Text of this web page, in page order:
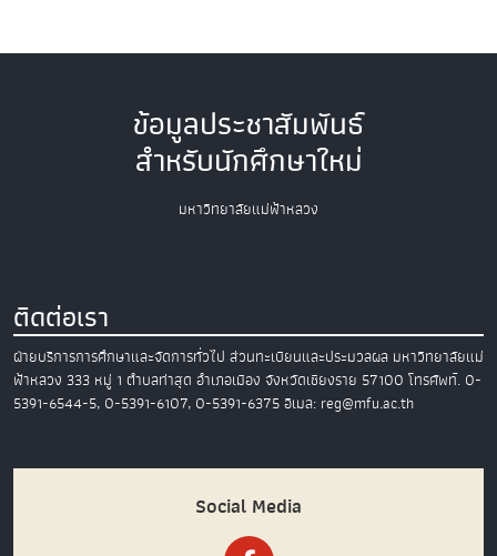
ข้อมูลประชาสัมพันธ์
สำหรับนักศึกษาใหม่
มหาวิทยาลัยแม่ฟ้าหลวง
ติดต่อเรา
ฝ่ายบริการการศึกษาและจัดการทั่วไป ส่วนทะเบียนและประมวลผล มหาวิทยาลัยแม่
ฟ้าหลวง 333 หมู่ 1 ตำบลท่าสุด อำเภอเมือง จังหวัดเชียงราย 57100 โทรศัพท์. 0-
5391-6544-5, 0-5391-6107, 0-5391-6375อีเมล: reg@mfu.ac.th
Social Media